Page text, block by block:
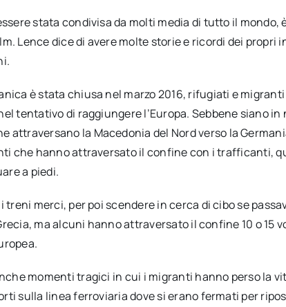
stata condivisa da molti media di tutto il mondo,
Lence dice di avere molte storie e ricordi dei propri
è stata chiusa nel marzo 2016, rifugiati e
tentativo di raggiungere l’Europa. Sebbene siano
attraversano la Macedonia del Nord verso la
che hanno attraversato il confine con i trafficanti,
a piedi.
merci, per poi scendere in cerca di cibo se
ma alcuni hanno attraversato il confine 10 o 15
momenti tragici in cui i migranti hanno perso la
sulla linea ferroviaria dove si erano fermati per